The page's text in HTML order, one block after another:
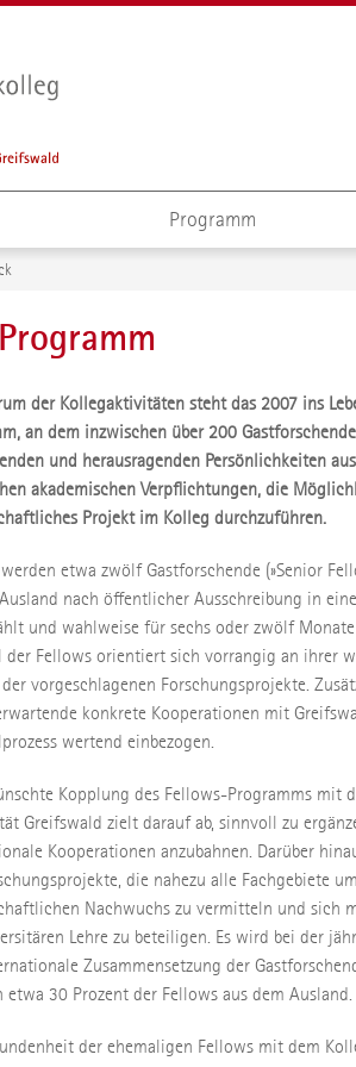
Programm
der Kollegaktivitäten steht das 2007 ins
an dem inzwischen über 200
und herausragenden Persönlichkeiten
akademischen Verpflichtungen, die
Projekt im Kolleg durchzuführen.
etwa zwölf Gastforschende (»Senior
nach öffentlicher Ausschreibung in
und wahlweise für sechs oder zwölf
der Fellows orientiert sich vorrangig an ihrer
vorgeschlagenen Forschungsprojekte.
konkrete Kooperationen mit
wertend einbezogen.
Kopplung des Fellows-Programms mit
Greifswald zielt darauf ab, sinnvoll zu
Kooperationen anzubahnen. Darüber
die nahezu alle Fachgebiete
Nachwuchs zu vermitteln und sich
Lehre zu beteiligen. Es wird bei der
Zusammensetzung der
etwa 30 Prozent der Fellows aus dem Ausland.
der ehemaligen Fellows mit dem